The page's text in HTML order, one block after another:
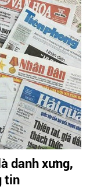
danh xưng,
tin